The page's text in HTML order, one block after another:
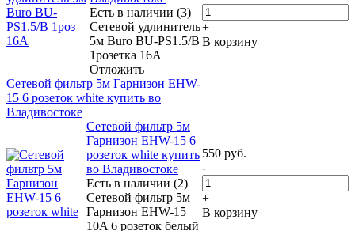
Есть в наличии (3)
Сетевой удлинитель
5м Buro BU-PS1.5/B
1розетка 16A
Отложить
+
В корзину
Сетевой фильтр 5м Гарнизон EHW-
15 6 розеток white купить во
Владивостоке
Сетевой фильтр 5м
Гарнизон EHW-15 6
розеток white купить
во Владивостоке
Есть в наличии (2)
Сетевой фильтр 5м
Гарнизон EHW-15
10A 6 розеток белый
550 руб.
-
+
В корзину